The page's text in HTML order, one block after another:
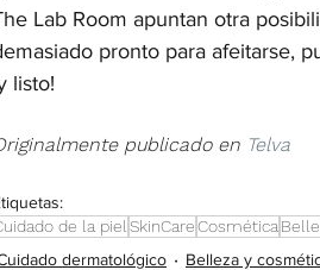
Lab Room apuntan otra
pronto para afeitarse,
listo!
publicado en Telva
de la piel SkinCareCosmética
dermatológico
Belleza y